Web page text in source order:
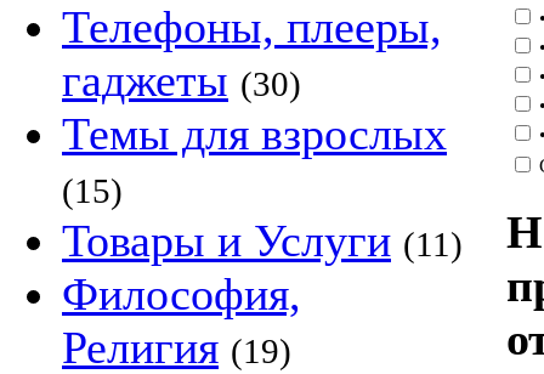
Телефоны, плееры,
гаджеты (30)
Темы для взрослых
(15)
Товары и Услуги (11)
Философия,
Религия (19)